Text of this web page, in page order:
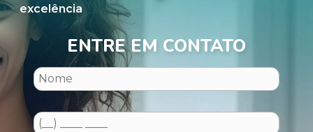
excelência
ENTRE EM CONTATO